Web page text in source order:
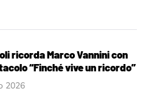
ricorda Marco Vannini con
“Finché vive un ricordo”
2026